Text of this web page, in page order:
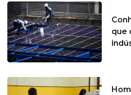
que